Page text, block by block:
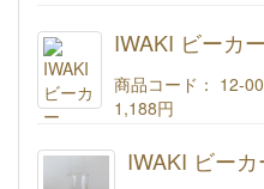
IWAKI ビーカ
商品コード： 12-
1,188円
IWAKI ビー